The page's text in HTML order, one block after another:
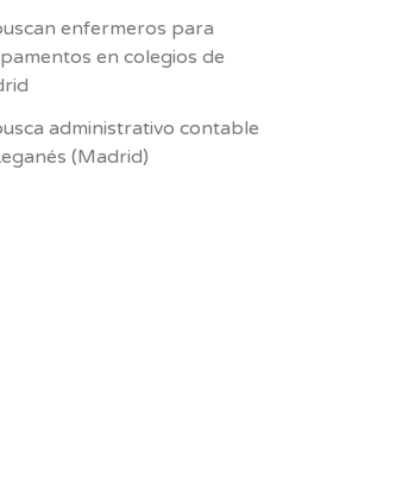
enfermeros para
en colegios de
administrativo contable
(Madrid)